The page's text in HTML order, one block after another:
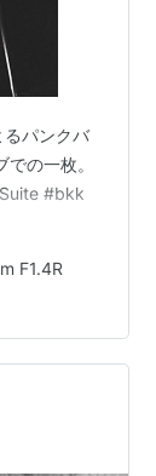
るパンクバ
の一枚。
#bkk
F1.4R